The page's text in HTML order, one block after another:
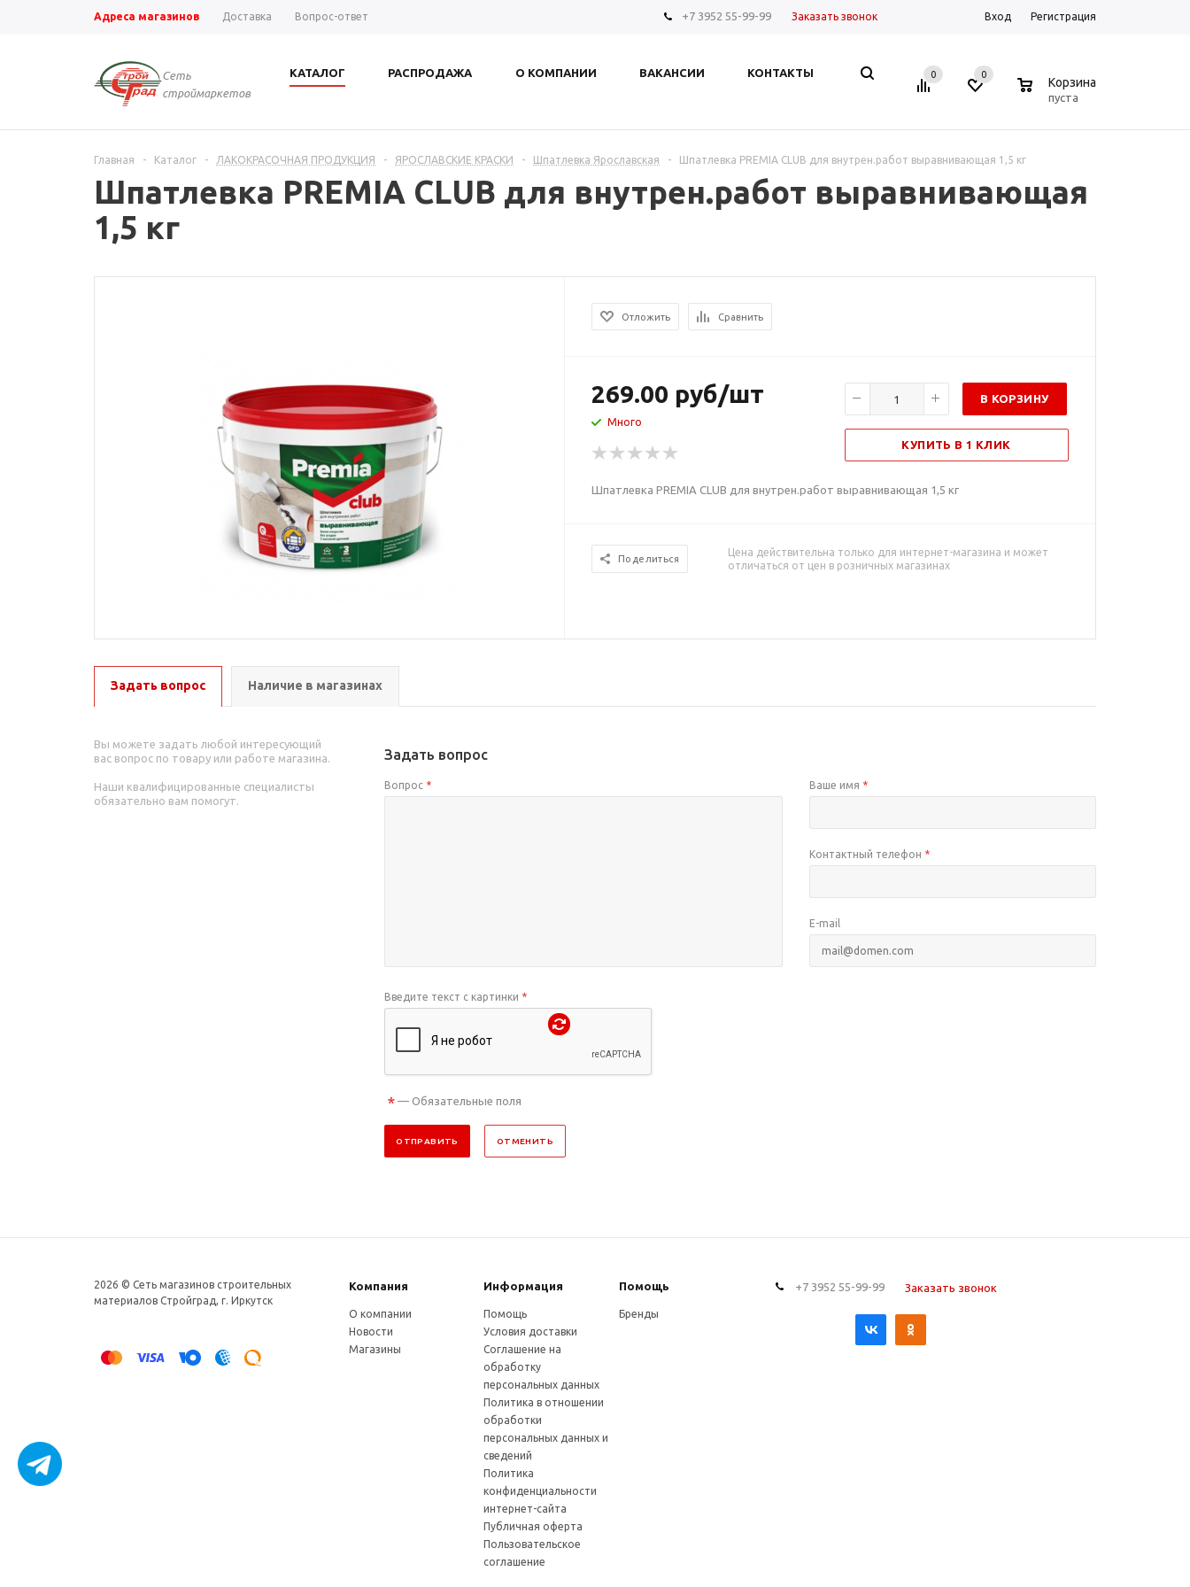
Адреса магазинов Доставка Вопрос-ответ +7 3952 55-99-99 Заказать звонок Вход Регистрация
Сеть
строймаркетов
КАТАЛОГ РАСПРОДАЖА О КОМПАНИИ ВАКАНСИИ КОНТАКТЫ 0 0
Корзина
пуста
Главная - Каталог - ЛАКОКРАСОЧНАЯ ПРОДУКЦИЯ - ЯРОСЛАВСКИЕ КРАСКИ - Шпатлевка Ярославская - Шпатлевка PREMIA CLUB для внутрен.работ выравнивающая 1,5 кг
Шпатлевка PREMIA CLUB для внутрен.работ выравнивающая
1,5 кг
Отложить Сравнить
269.00 руб/шт
Много
В КОРЗИНУ
КУПИТЬ В 1 КЛИК
Шпатлевка PREMIA CLUB для внутрен.работ выравнивающая 1,5 кг
Поделиться
Цена действительна только для интернет-магазина и может
отличаться от цен в розничных магазинах
Задать вопрос Наличие в магазинах
Вы можете задать любой интересующий
вас вопрос по товару или работе магазина.
Наши квалифицированные специалисты
обязательно вам помогут.
Задать вопрос
Вопрос * Ваше имя *
Контактный телефон *
E-mail
Введите текст с картинки *
* — Обязательные поля
ОТПРАВИТЬ ОТМЕНИТЬ
2026 © Сеть магазинов строительных
материалов Стройград, г. Иркутск
Компания Информация Помощь
О компании
Новости
Магазины
Помощь
Условия доставки
Соглашение на
обработку
персональных данных
Политика в отношении
обработки
персональных данных и
сведений
Политика
конфиденциальности
интернет-сайта
Публичная оферта
Пользовательское
соглашение
Бренды
+7 3952 55-99-99 Заказать звонок